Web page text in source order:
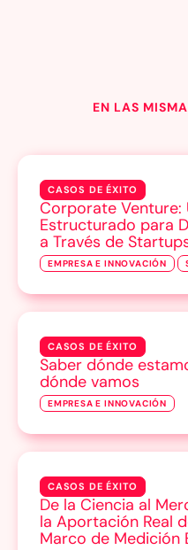
EN LAS
CASOS DE ÉXITO
Corporate Venture:
Estructurado para
a Través de
EMPRESA E INNOVACIÓN
CASOS DE ÉXITO
Saber dónde
dónde vamos
EMPRESA E INNOVACIÓN
CASOS DE ÉXITO
De la Ciencia al
la Aportación Real
Marco de Medición